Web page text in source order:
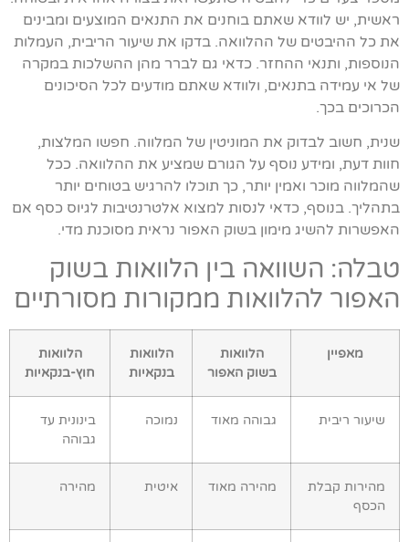
ראשית, יש לוודא שאתם בוחנים את התנאים המוצעים ומבינים
את כל ההיבטים של ההלוואה. בדקו את שיעור הריבית, העמלות
הנוספות, ותנאי ההחזר. כדאי גם לברר מהן ההשלכות במקרה
של אי עמידה בתנאים, ולוודא שאתם מודעים לכל הסיכונים
הכרוכים בכך.
שנית, חשוב לבדוק את המוניטין של המלווה. חפשו המלצות,
חוות דעת, ומידע נוסף על הגורם שמציע את ההלוואה. ככל
שהמלווה מוכר ואמין יותר, כך תוכלו להרגיש בטוחים יותר
בתהליך. בנוסף, כדאי לנסות למצוא אלטרנטיבות לגיוס כסף אם
האפשרות להשיג מימון בשוק האפור נראית מסוכנת מדי.
טבלה: השוואה בין הלוואות בשוק
האפור להלוואות ממקורות מסורתיים
מאפיין
הלוואות
בשוק האפור
הלוואות
בנקאיות
הלוואות
חוץ-בנקאיות
שיעור ריבית גבוהה מאוד נמוכה
בינונית עד
גבוהה
מהירות קבלת
הכסף
מהירה מאוד איטית מהירה